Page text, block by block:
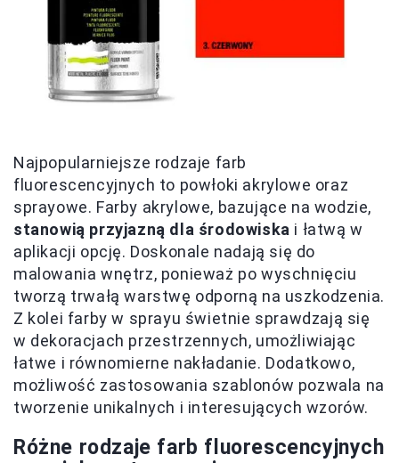
Najpopularniejsze rodzaje farb
fluorescencyjnych to powłoki akrylowe oraz
sprayowe. Farby akrylowe, bazujące na wodzie,
stanowią przyjazną dla środowiska i łatwą w
aplikacji opcję. Doskonale nadają się do
malowania wnętrz, ponieważ po wyschnięciu
tworzą trwałą warstwę odporną na uszkodzenia.
Z kolei farby w sprayu świetnie sprawdzają się
w dekoracjach przestrzennych, umożliwiając
łatwe i równomierne nakładanie. Dodatkowo,
możliwość zastosowania szablonów pozwala na
tworzenie unikalnych i interesujących wzorów.
Różne rodzaje farb fluorescencyjnych